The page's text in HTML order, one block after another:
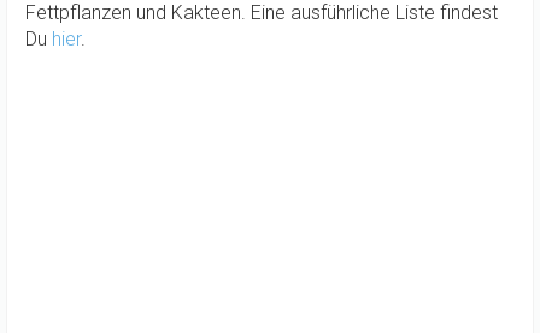
Fettpflanzen und Kakteen. Eine ausführliche Liste findest
Du hier.